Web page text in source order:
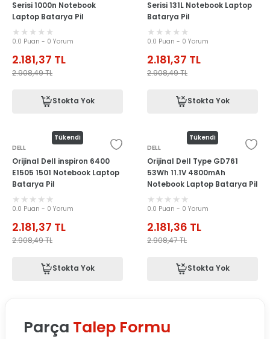
Serisi 1000n Notebook
Laptop Batarya Pil
0.0 Puan - 0 Yorum
2.181,37 TL
2.908,49TL
Stokta Yok
Serisi 131L Notebook Laptop
Batarya Pil
0.0 Puan - 0 Yorum
2.181,37 TL
2.908,49TL
Stokta Yok
Tükendi
DELL
Orijinal Dell inspiron 6400
E1505 1501 Notebook Laptop
Batarya Pil
0.0 Puan - 0 Yorum
2.181,37 TL
2.908,49TL
Stokta Yok
Tükendi
DELL
Orijinal Dell Type GD761
53Wh 11.1V 4800mAh
Notebook Laptop Batarya Pil
0.0 Puan - 0 Yorum
2.181,36 TL
2.908,47TL
Stokta Yok
Parça Talep Formu